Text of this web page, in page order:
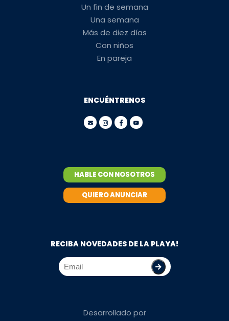
Un fin de semana
Una semana
Más de diez días
Con niños
En pareja
ENCUÉNTRENOS
HABLE CON NOSOTROS
QUIERO ANUNCIAR
RECIBA NOVEDADES DE LA PLAYA!
Desarrollado por